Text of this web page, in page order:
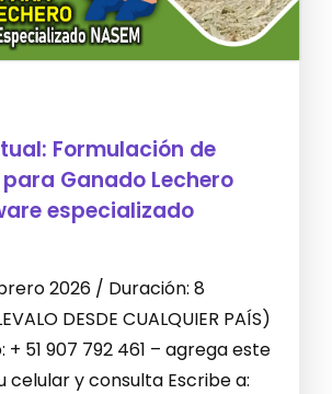
Formulación de
Ganado Lechero
especializado
2026 / Duración: 8
DESDE CUALQUIER PAÍS)
+ 51 907 792 461 – agrega este
celular y consulta Escribe a: